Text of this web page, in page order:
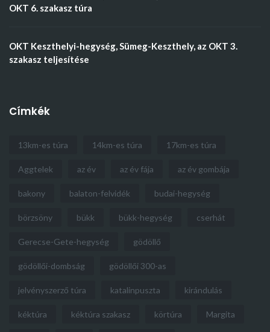
OKT 6. szakasz túra
OKT Keszthelyi-hegység, Sümeg-Keszthely, az OKT 3.
szakasz teljesítése
Címkék
13km-es túra 14km-es túra 17km-es túra
Aggtelek az év az év fája az év gombája
bakony balaton-felvidék budai-hegység
börzsöny bükk bükk-hegység cserhát
Gerecse-Gete-hegység gödöllő
gödöllői-dombság gödöllői 300-as
jelvényszerző túra katalinpuszta kirándulás
kéktúra kéktúra szakasz körtúra Margita